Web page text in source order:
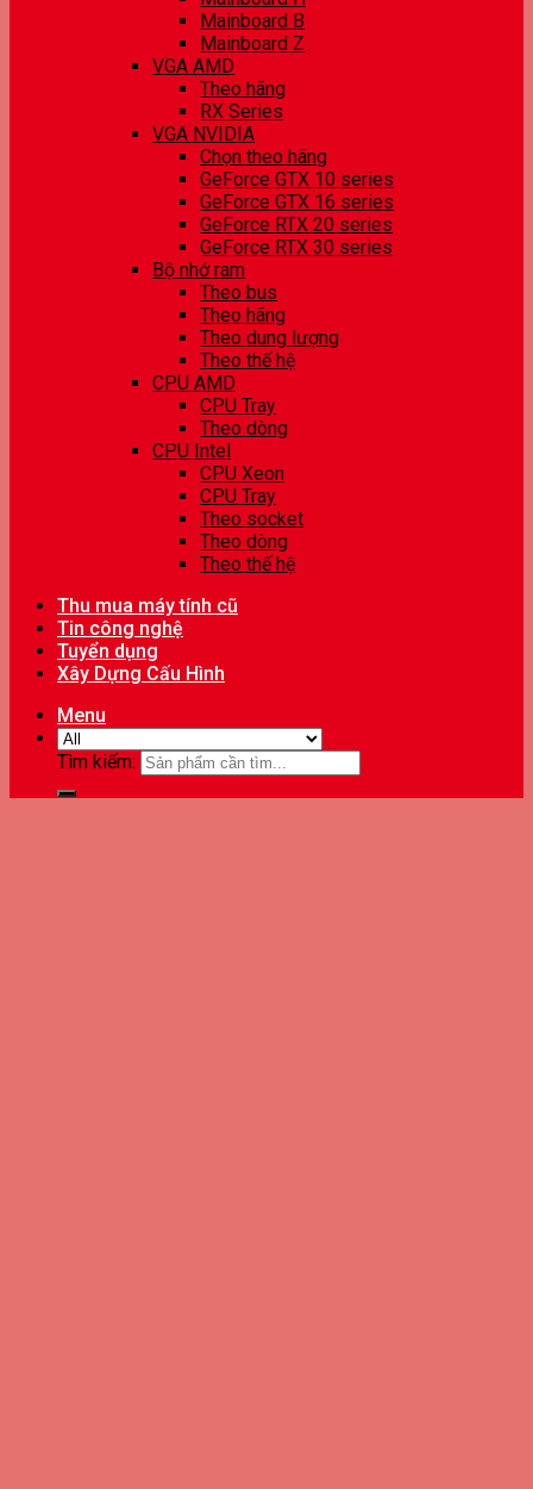
Mainboard B
Mainboard Z
VGA AMD
Theo hãng
RX Series
VGA NVIDIA
Chọn theo hãng
GeForce GTX 10 series
GeForce GTX 16 series
GeForce RTX 20 series
GeForce RTX 30 series
Bộ nhớ ram
Theo bus
Theo hãng
Theo dung lượng
Theo thế hệ
CPU AMD
CPU Tray
Theo dòng
CPU Intel
CPU Xeon
CPU Tray
Theo socket
Theo dòng
Theo thế hệ
Thu mua máy tính cũ
Tin công nghệ
Tuyển dụng
Xây Dựng Cấu Hình
Menu
Tìm kiếm: